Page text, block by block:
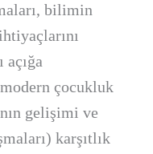
bilimin
açığa
çocukluk
gelişimi ve
karşıtlık